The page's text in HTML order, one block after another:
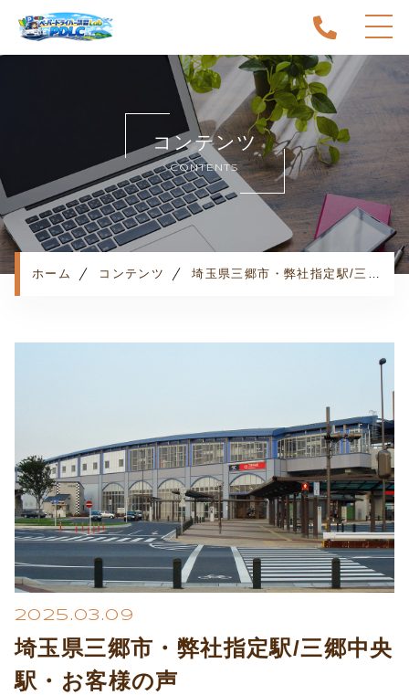
ホーム
当スクールについて
キャンペーン
料金表・コース
出張エリア
予約状況
コンテンツ
CONTENTS
ホーム コンテンツ 埼玉県三郷市・弊社指定駅/三郷中央駅・お客様の声
2025.03.09
埼玉県三郷市・弊社指定駅/三郷中央
駅・お客様の声